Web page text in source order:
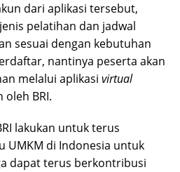
dari aplikasi tersebut,
pelatihan dan jadwal
sesuai dengan kebutuhan
nantinya peserta akan
melalui aplikasi virtual
BRI.
lakukan untuk terus
UMKM di Indonesia untuk
dapat terus berkontribusi